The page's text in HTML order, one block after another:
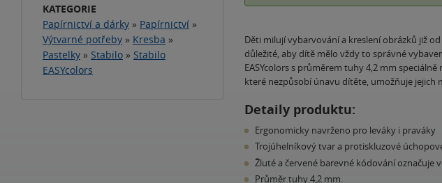
KATEGORIE
Papírnictví a dárky » Papírnictví »
Výtvarné potřeby » Kresba »
Pastelky » Stabilo » Stabilo
EASYcolors
Děti milují vybarvování a kreslení obrázků již
důležité, aby dítě mělo vždy to správné
EASYcolors s průměrem tuhy 4,2 mm
které nezpůsobí únavu dítěte, umožňuje jejich
Detaily produktu:
Ergonomicky navrženo pro leváky i praváky
Trojúhelníkový tvar a protiskluzové
Žluté a červené barevné kódování označuje
Průměr tuhy 4,2 mm.